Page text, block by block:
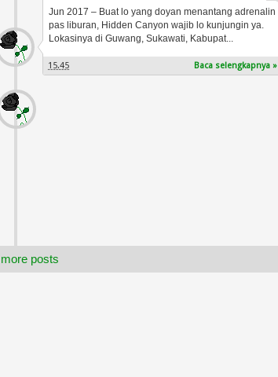
Jun 2017 – Buat lo yang doyan menantang adrenalin
pas liburan, Hidden Canyon wajib lo kunjungin ya.
Lokasinya di Guwang, Sukawati, Kabupat...
15.45 Baca selengkapnya »
posts